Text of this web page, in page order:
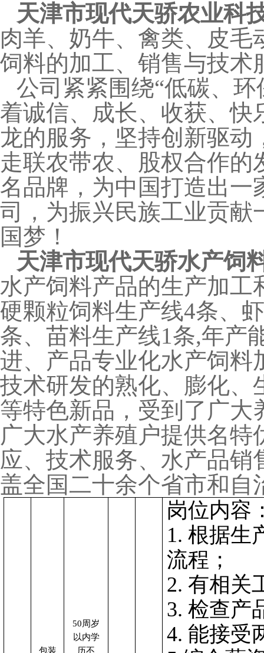
天津市现代天骄农业科
肉羊、奶牛、禽类、皮
饲料的加工、销售与技术
公司紧紧围绕“低碳、
着诚信、成长、收获、快
龙的服务，坚持创新驱
走联农带农、股权合作
名品牌，为中国打造出一
司，为振兴民族工业贡献
国梦！
天津市现代天骄水产饲
水产饲料产品的生产加工
硬颗粒饲料生产线4条、
条、苗料生产线1条,年产
进、产品专业化水产饲料
技术研发的熟化、膨化、
等特色新品，受到了广大
广大水产养殖户提供名
应、技术服务、水产品
盖全国二十余个省市和自
包装
50周岁
以内学
历不
岗位内容
1. 根据生
流程；
2. 有相关
3. 检查产
4. 能接受